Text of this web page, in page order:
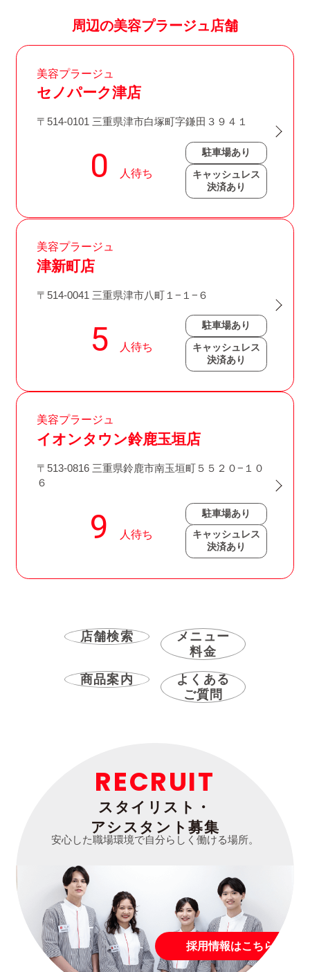
周辺の美容プラージュ店舗
美容プラージュ
セノパーク津店
〒514-0101 三重県津市白塚町字鎌田３９４１
駐車場あり
キャッシュレス
決済あり
美容プラージュ
津新町店
〒514-0041 三重県津市八町１−１−６
駐車場あり
キャッシュレス
決済あり
美容プラージュ
イオンタウン鈴鹿玉垣店
〒513-0816 三重県鈴鹿市南玉垣町５５２０−１０
６
駐車場あり
キャッシュレス
決済あり
店舗検索
メニュー
料金
商品案内
よくある
ご質問
RECRUIT
スタイリスト・
アシスタント募集
安心した職場環境で自分らしく働ける場所。
採用情報はこちら